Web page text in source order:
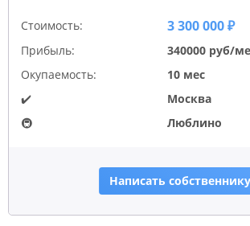
Стоимость: 3 300 000 ₽
Прибыль:
340000 руб/
Окупаемость:
10 мес
✔️
Москва
🚇
Люблино
Написать собственнику